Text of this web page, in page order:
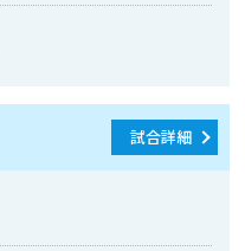
試合詳細